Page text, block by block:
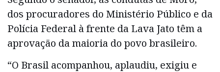
dos procuradores do Ministério Público e da
Polícia Federal à frente da Lava Jato têm a
aprovação da maioria do povo brasileiro.
“O Brasil acompanhou, aplaudiu, exigiu e